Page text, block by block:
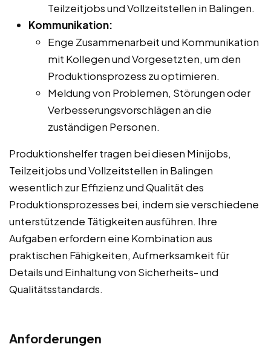
Teilzeitjobs und Vollzeitstellen in Balingen.
Kommunikation:
Enge Zusammenarbeit und Kommunikation
mit Kollegen und Vorgesetzten, um den
Produktionsprozess zu optimieren.
Meldung von Problemen, Störungen oder
Verbesserungsvorschlägen an die
zuständigen Personen.
Produktionshelfer tragen bei diesen Minijobs,
Teilzeitjobs und Vollzeitstellen in Balingen
wesentlich zur Effizienz und Qualität des
Produktionsprozesses bei, indem sie verschiedene
unterstützende Tätigkeiten ausführen. Ihre
Aufgaben erfordern eine Kombination aus
praktischen Fähigkeiten, Aufmerksamkeit für
Details und Einhaltung von Sicherheits- und
Qualitätsstandards.
Anforderungen